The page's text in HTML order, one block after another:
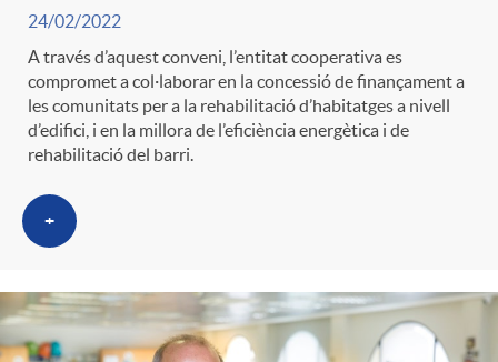
24/02/2022
A través d’aquest conveni, l’entitat cooperativa es
compromet a col·laborar en la concessió de finançament a
les comunitats per a la rehabilitació d’habitatges a nivell
d’edifici, i en la millora de l’eficiència energètica i de
rehabilitació del barri.
+